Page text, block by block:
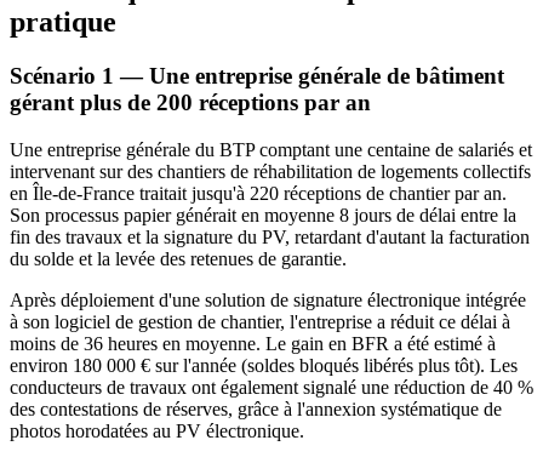
pratique
Scénario 1 — Une entreprise générale de bâtiment
gérant plus de 200 réceptions par an
Une entreprise générale du BTP comptant une centaine de salariés et
intervenant sur des chantiers de réhabilitation de logements collectifs
en Île-de-France traitait jusqu'à 220 réceptions de chantier par an.
Son processus papier générait en moyenne 8 jours de délai entre la
fin des travaux et la signature du PV, retardant d'autant la facturation
du solde et la levée des retenues de garantie.
Après déploiement d'une solution de signature électronique intégrée
à son logiciel de gestion de chantier, l'entreprise a réduit ce délai à
moins de 36 heures en moyenne. Le gain en BFR a été estimé à
environ 180 000 € sur l'année (soldes bloqués libérés plus tôt). Les
conducteurs de travaux ont également signalé une réduction de 40 %
des contestations de réserves, grâce à l'annexion systématique de
photos horodatées au PV électronique.